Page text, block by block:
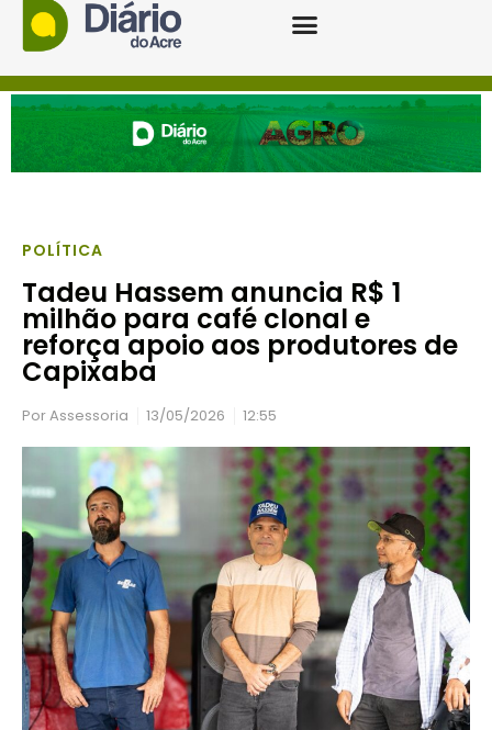
POLÍTICA
Tadeu Hassem anuncia R$ 1
milhão para café clonal e
reforça apoio aos produtores de
Capixaba
PorAssessoria 13/05/2026 12:55